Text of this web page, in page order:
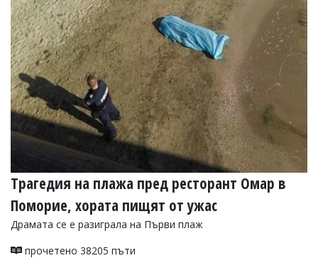
Коментарите
под
статиите
се
въвеждат
от
читателите
и
редакцията
не
за
тях!
Ако
откриете
обиден
вас
Трагедия на плажа пред ресторант Омар в
Поморие, хората пищят от ужас
Драмата се е разиграла на Първи плаж
прочетено 38205 пъти